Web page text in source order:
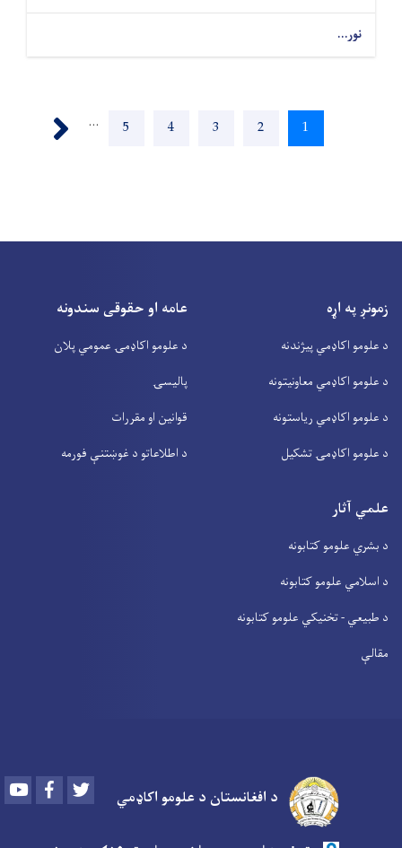
نور...
اوسنی
1 پاڼه
2 پاڼه
3 پاڼه
4 پاڼه
5
…
زمونږ په اړه
د علومو اکاډمي پیژندنه
د علومو اکاډمي معاونیتونه
د علومو اکاډمي ریاستونه
د علومو اکاډمۍ تشکیل
عامه او حقوقی سندونه
د علومو اکاډمۍ عمومي پلان
پالیسۍ
قوانین او مقررات
د اطلاعاتو د غوښتنې فورمه
علمي آثار
د بشري علومو کتابونه
د اسلامي علومو کتابونه
د طبیعي - تخنیکي علومو کتابونه
مقالې
د افغانستان د علومو اکاډمي Youtube Facebook